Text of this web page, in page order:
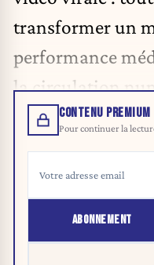
transformer un
performance
la circulation
CONTENU PREMIUM
Pour continuer la
ABONNEMENT